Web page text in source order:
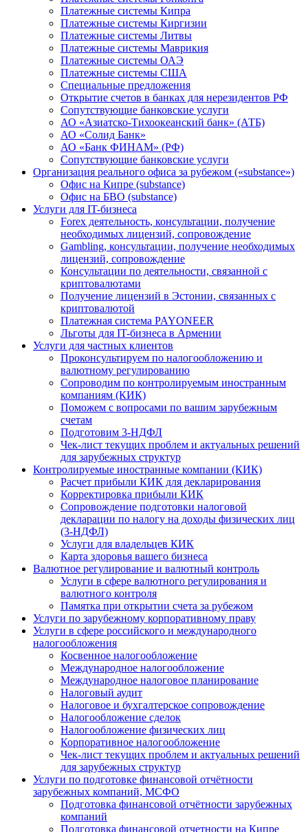
Платежные системы Кипра
Платежные системы Киргизии
Платежные системы Литвы
Платежные системы Маврикия
Платежные системы ОАЭ
Платежные системы США
Специальные предложения
Открытие счетов в банках для нерезидентов РФ
Сопутствующие банковские услуги
АО «Азиатско-Тихоокеанский банк» (АТБ)
АО «Солид Банк»
АО «Банк ФИНАМ» (РФ)
Сопутствующие банковские услуги
Организация реального офиса за рубежом («substance»)
Офис на Кипре (substance)
Офис на БВО (substance)
Услуги для IT-бизнеса
Forex деятельность, консультации, получение
необходимых лицензий, сопровождение
Gambling, консультации, получение необходимых
лицензий, сопровождение
Консультации по деятельности, связанной с
криптовалютами
Получение лицензий в Эстонии, связанных с
криптовалютой
Платежная система PAYONEER
Льготы для IT-бизнеса в Армении
Услуги для частных клиентов
Проконсультируем по налогообложению и
валютному регулированию
Сопроводим по контролируемым иностранным
компаниям (КИК)
Поможем с вопросами по вашим зарубежным
счетам
Подготовим 3-НДФЛ
Чек-лист текущих проблем и актуальных решений
для зарубежных структур
Контролируемые иностранные компании (КИК)
Расчет прибыли КИК для декларирования
Корректировка прибыли КИК
Сопровождение подготовки налоговой
декларации по налогу на доходы физических лиц
(3-НДФЛ)
Услуги для владельцев КИК
Карта здоровья вашего бизнеса
Валютное регулирование и валютный контроль
Услуги в сфере валютного регулирования и
валютного контроля
Памятка при открытии счета за рубежом
Услуги по зарубежному корпоративному праву
Услуги в сфере российского и международного
налогообложения
Косвенное налогообложение
Международное налогообложение
Международное налоговое планирование
Налоговый аудит
Налоговое и бухгалтерское сопровождение
Налогообложение сделок
Налогообложение физических лиц
Корпоративное налогообложение
Чек-лист текущих проблем и актуальных решений
для зарубежных структур
Услуги по подготовке финансовой отчётности
зарубежных компаний, МСФО
Подготовка финансовой отчётности зарубежных
компаний
Подготовка финансовой отчетности на Кипре